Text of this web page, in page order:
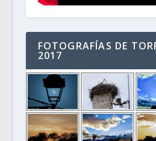
FOTOGRAFÍAS DE
2017